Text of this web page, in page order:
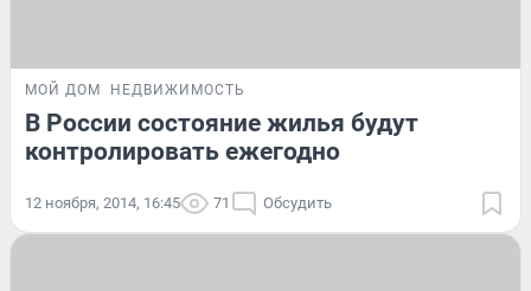
МОЙ ДОМ НЕДВИЖИМОСТЬ
В России состояние жилья будут
контролировать ежегодно
12 ноября, 2014, 16:45 71 Обсудить